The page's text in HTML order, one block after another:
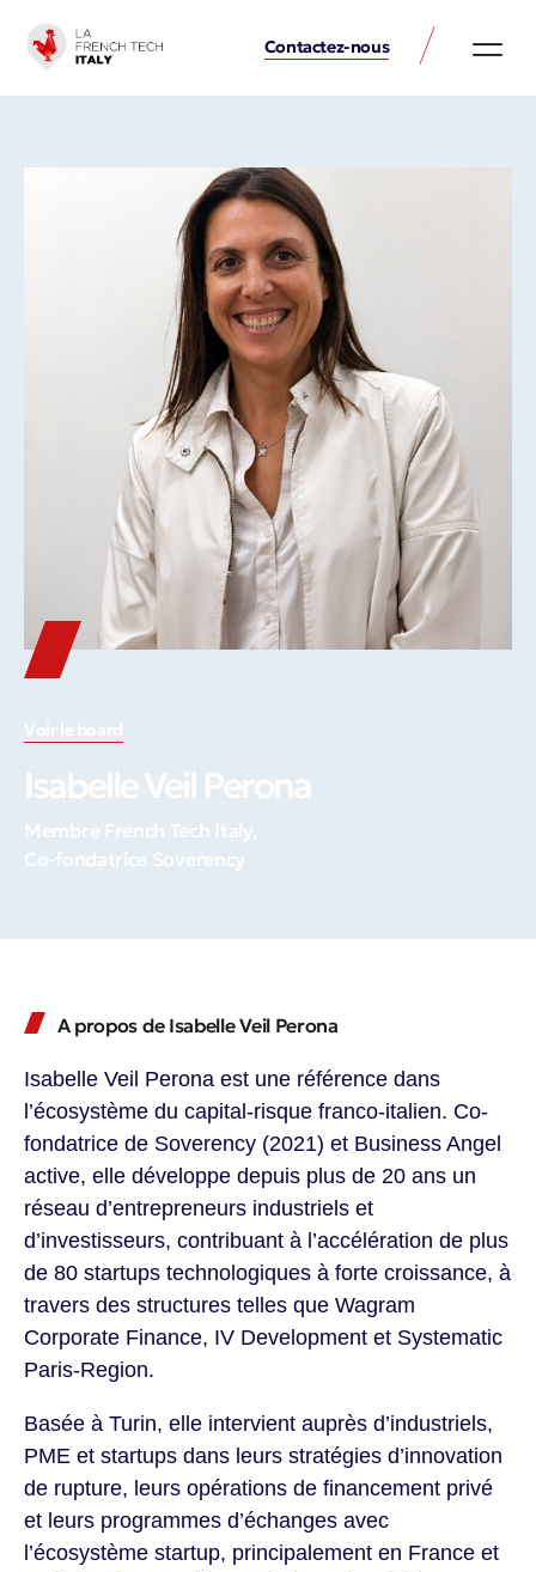
Contactez-nous
Voir le board
Isabelle Veil Perona
Membre French Tech Italy,
Co-fondatrice Soverency
A propos de Isabelle Veil Perona
Isabelle Veil Perona est une référence dans
l’écosystème du capital-risque franco-italien. Co-
fondatrice de Soverency (2021) et Business Angel
active, elle développe depuis plus de 20 ans un
réseau d’entrepreneurs industriels et
d’investisseurs, contribuant à l’accélération de plus
de 80 startups technologiques à forte croissance, à
travers des structures telles que Wagram
Corporate Finance, IV Development et Systematic
Paris-Region.
Basée à Turin, elle intervient auprès d’industriels,
PME et startups dans leurs stratégies d’innovation
de rupture, leurs opérations de financement privé
et leurs programmes d’échanges avec
l’écosystème startup, principalement en France et